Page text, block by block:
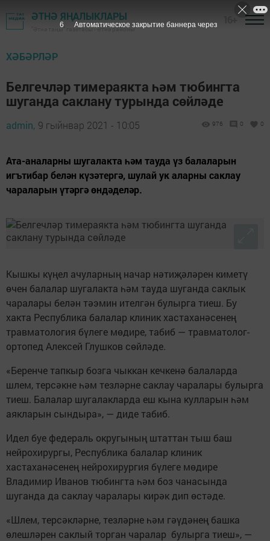
ӘТНӘ ЯҢАЛЫКЛАРЫ
"Әтнә таңы" газетасы - Әтнә районы
ХӘБӘРЛӘР
Белгечләр тимераякта һәм тюбингта
шуганда саклану турында сөйләде
admin, 9 гыйнвар 2021 - 10:05 976 0 0
Ата-аналарны шугалакта һәм тауда үз балаларын
игътибар белән күзәтергә, шулай ук аларны саклау
чараларын үтәргә өндәделәр.
Кышкы күңел ачуларның начар нәтиҗәләрен киметү
өчен балалар шугалакта һәм тауда шуганда саклык
чаралары белән тәэмин ителгән булырга тиеш. Бу
хакта Республика балалар клиник хастаханәсенең
травматология бүлеге мөдире, табиб — травматолог-
ортопед Алексей Глушков сөйләде.
«Беренче тапкыр бозга чыккан кечкенә балаларда
шлем, терсәкне һәм тезләрне саклау чаралары булырга
тиеш. Балалар шугалакларда еш кына кулларын һәм
аякларын сындыра», — диде табиб.
Идел буе федераль округының штаттан тыш баш
нейрохирургы, Республика балалар клиник
хастаханәсенең нейрохирургия бүлеге мөдире
Владимир Иванов тюбингта һәм боз чанасында
шуганда да саклау чаралары кирәк дип өстәде.
«Шлем, терсәкләрне, тезләрне һәм гәүдәнең башка
өлешләрен саклый торган чаралар булырга тиеш», —
6 Автоматическое закрытие баннера через